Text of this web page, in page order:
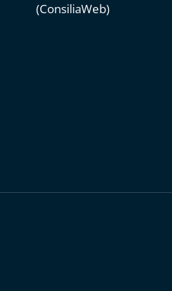
(ConsiliaWeb)